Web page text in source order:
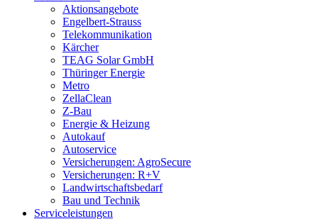
Aktionsangebote
Engelbert-Strauss
Telekommunikation
Kärcher
TEAG Solar GmbH
Thüringer Energie
Metro
ZellaClean
Z-Bau
Energie & Heizung
Autokauf
Autoservice
Versicherungen: AgroSecure
Versicherungen: R+V
Landwirtschaftsbedarf
Bau und Technik
Service­­leistungen